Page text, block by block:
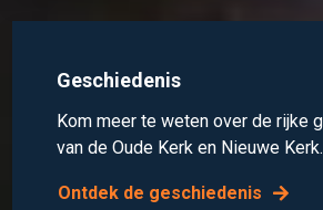
Geschiedenis
Kom meer te weten over de rijke
van de Oude Kerk en Nieuwe Kerk.
Ontdek de geschiedenis